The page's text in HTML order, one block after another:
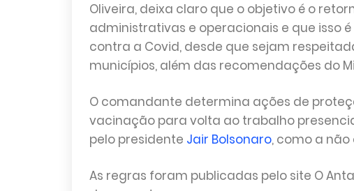
Oliveira, deixa claro que o objetivo é o
administrativas e operacionais e que isso
contra a Covid, desde que sejam
municípios, além das recomendações do
O comandante determina ações de
vacinação para volta ao trabalho
pelo presidente Jair Bolsonaro, como a
As regras foram publicadas pelo site O